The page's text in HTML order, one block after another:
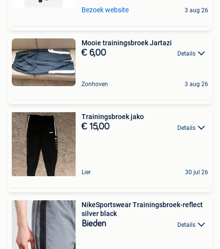
Bezoek website 3 aug 26
Mooie trainingsbroek Jartazi
€ 6,00 Details
Zonhoven 3 aug 26
Trainingsbroek jako
€ 15,00 Details
Lier 30 jul 26
NikeSportswear Trainingsbroek-reflect
silver black
Bieden Details